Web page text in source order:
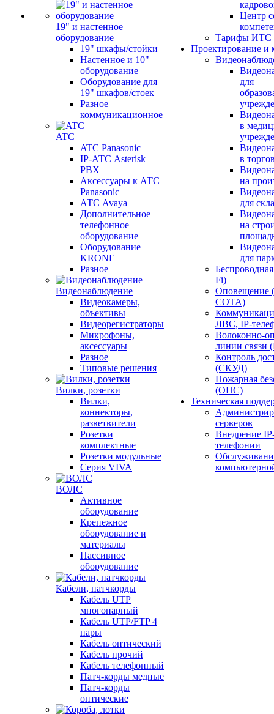
19" и настенное
оборудование
19" шкафы/стойки
Настенное и 10"
оборудование
Оборудование для
19" шкафов/стоек
Разное
коммуникационное
ATC
ATC Panasonic
IP-АТС Asterisk
PBX
Аксессуары к АТС
Panasonic
АТС Avaya
Дополнительное
телефонное
оборудование
Оборудование
KRONE
Разное
Видеонаблюдение
Видеокамеры,
объективы
Видеорегистраторы
Микрофоны,
аксессуары
Разное
Типовые решения
Вилки, розетки
Вилки,
коннекторы,
разветвители
Розетки
комплектные
Розетки модульные
Серия VIVA
ВОЛС
Активное
оборудование
Крепежное
оборудование и
материалы
Пассивное
оборудование
Кабели, патчкорды
Кабель UTP
многопарный
Кабель UTP/FTP 4
пары
Кабель оптический
Кабель прочий
Кабель телефонный
Патч-корды медные
Патч-корды
оптические
Центр
Тарифы ИТС
Проектирование и
для
в
в
на
для
на
для
Fi)
СОТА)
ЛВС, IP-
Волоконно-
линии
Контроль
(СКУД)
Пожарная
(ОПС)
Техническая
серверов
Внедрение
телефонии